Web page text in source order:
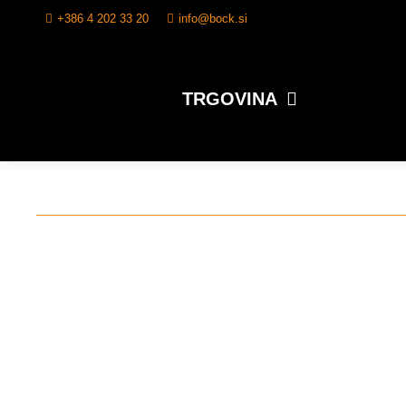
+386 4 202 33 20 info@bock.si
TRGOVINA